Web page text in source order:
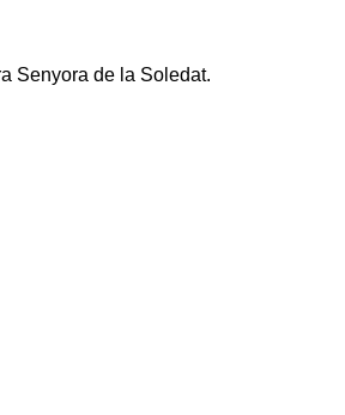
Senyora de la Soledat.